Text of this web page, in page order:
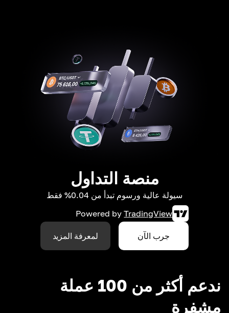
منصة التداول
سيولة عالية ورسوم تبدأ من 0.04% فقط
Powered by TradingView
جرب الآن لمعرفة المزيد
ندعم أكثر من 100 عملة
مشفرة